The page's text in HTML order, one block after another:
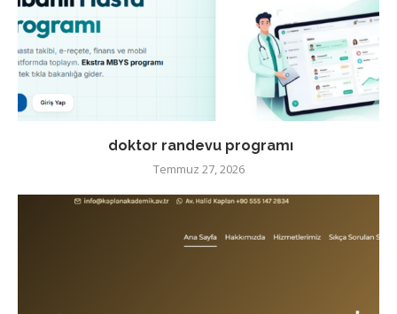
doktor randevu programı
Temmuz 27, 2026